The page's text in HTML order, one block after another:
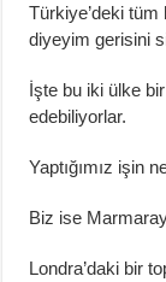
Türkiye’deki tüm
diyeyim gerisini
İşte bu iki ülke
edebiliyorlar.
Yaptığımız işin
Biz ise
Londra’daki bir